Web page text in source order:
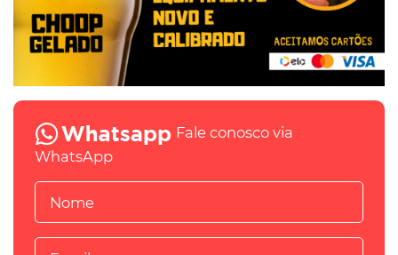
Fale conosco via
WhatsApp